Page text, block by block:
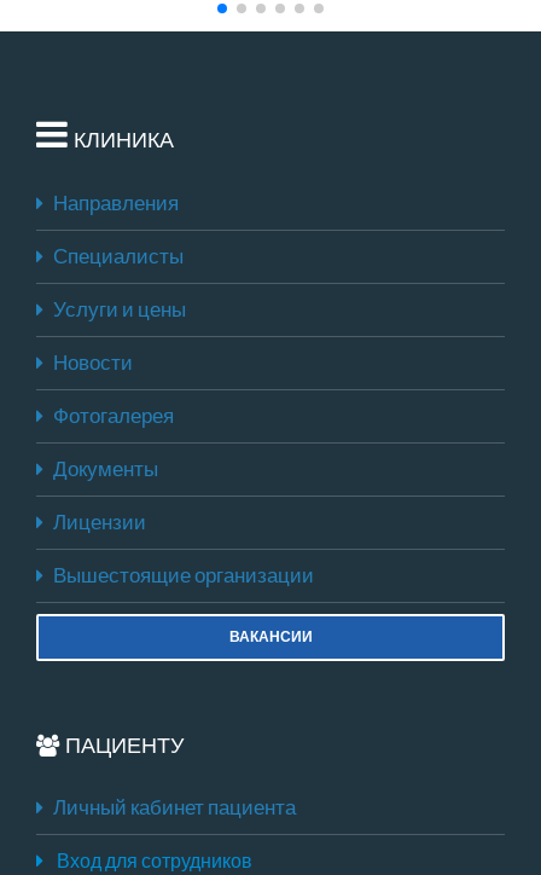
КЛИНИКА
Направления
Специалисты
Услуги и цены
Новости
Фотогалерея
Документы
Лицензии
Вышестоящие организации
ВАКАНСИИ
ПАЦИЕНТУ
Личный кабинет пациента
Вход для сотрудников